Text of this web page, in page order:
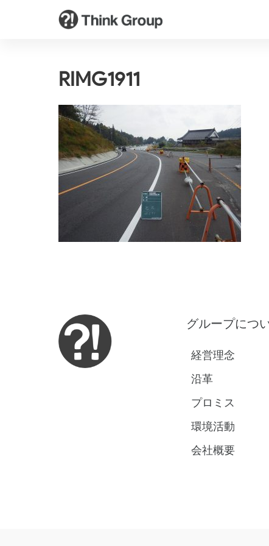
RIMG1911
グループにつ
経営理念
沿革
プロミス
環境活動
会社概要